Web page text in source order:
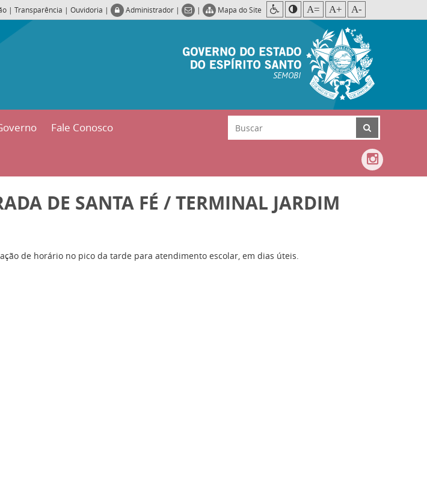
| Transparência | Ouvidoria | Administrador | | Mapa do Site A= A+ A-
SEMOBI
Fale Conosco
DE SANTA FÉ / TERMINAL JARDIM
de horário no pico da tarde para atendimento escolar, em dias úteis.